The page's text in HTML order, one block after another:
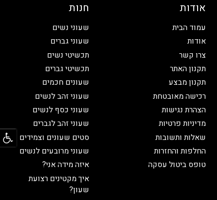
אודות
עמוד הבית
אודות
צרו קשר
תקנון האתר
תקנון מבצע
רכישה מאובטחת
הצהרת נגישות
מדיניות פרטיות
שאלות ותשובות
החלפות והחזרות
טופס ביטול עסקה
חנות
שעוני נשים
שעוני גברים
תכשיטי נשים
תכשיטי גברים
שעונים חכמים
שעוני זהב לנשים
שעוני כסף לנשים
שעוני זהב לגברים
סטים שעונים וצמידים
שעוני מרובעים לנשים
איזה מידה אני?
איך מקטינים רצועת
שעון?